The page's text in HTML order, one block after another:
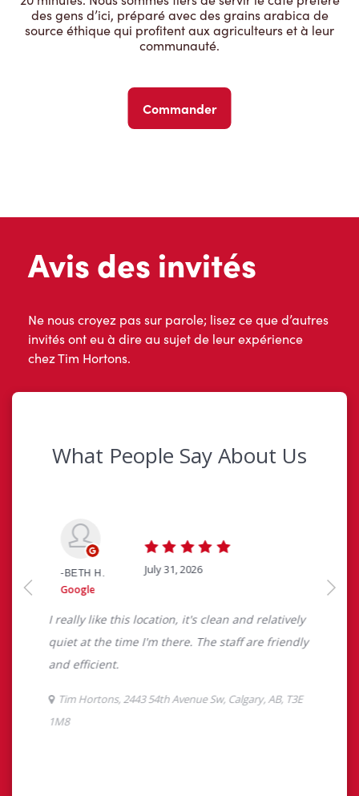
des gens d’ici, préparé avec des grains arabica de
source éthique qui profitent aux agriculteurs et à leur
communauté.
Commander
Avis des invités
Ne nous croyez pas sur parole; lisez ce que d’autres
invités ont eu à dire au sujet de leur expérience
chez Tim Hortons.